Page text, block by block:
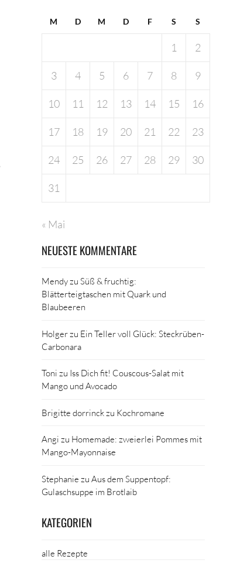
M D M D F S S
1 2
3 4 5 6 7 8 9
10 11 12 13 14 15 16
17 18 19 20 21 22 23
24 25 26 27 28 29 30
31
« Mai
NEUESTE KOMMENTARE
MendyzuSüß & fruchtig:
Blätterteigtaschen mit Quark und
Blaubeeren
Holgerzu Ein Teller voll Glück: Steckrüben-
Carbonara
Toni zu Iss Dich fit! Couscous-Salat mit
Mango und Avocado
Brigitte dorrinckzu Kochromane
Angi zu Homemade: zweierlei Pommes mit
Mango-Mayonnaise
Stephanie zuAus dem Suppentopf:
Gulaschsuppe im Brotlaib
KATEGORIEN
alle Rezepte